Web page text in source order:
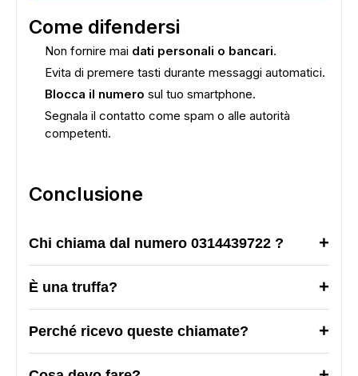
ADS
Come difendersi
Non fornire mai dati personali o bancari.
Evita di premere tasti durante messaggi automatici.
Blocca il numero sul tuo smartphone.
Segnala il contatto come spam o alle autorità
competenti.
Conclusione
Chi chiama dal numero 0314439722 ?
È una truffa?
Perché ricevo queste chiamate?